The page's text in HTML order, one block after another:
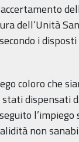
dell’Unità
i
coloro che
dispensati
non